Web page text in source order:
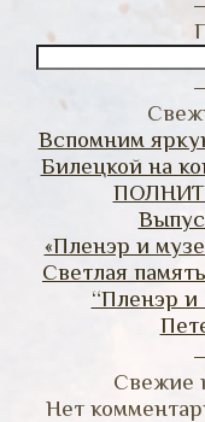
Вспомним
Билецкой на
«Пленэр и
Светлая
“Пленэр и
Свежие
Нет